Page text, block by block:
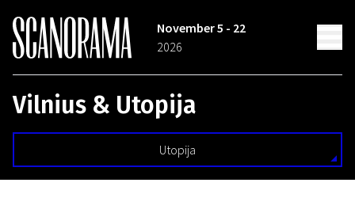
November 5 - 22
2026
Vilnius & Utopija
Utopija